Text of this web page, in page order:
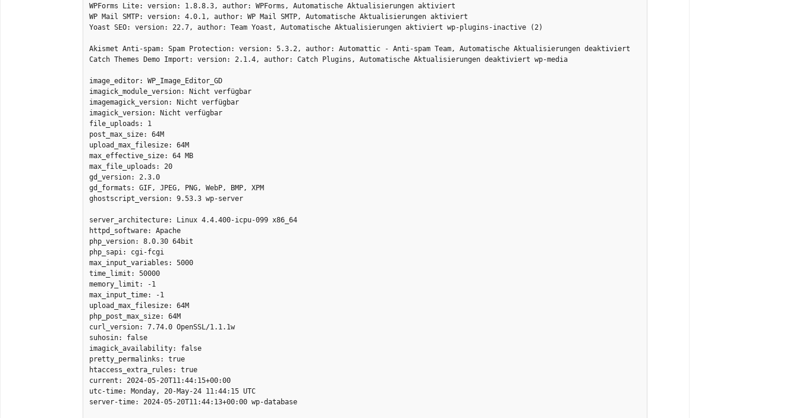
WPForms Lite: version: 1.8.8.3, author: WPForms, Automatische Aktualisierungen aktiviert
WP Mail SMTP: version: 4.0.1, author: WP Mail SMTP, Automatische Aktualisierungen aktiviert
Yoast SEO: version: 22.7, author: Team Yoast, Automatische Aktualisierungen aktiviert wp-plugins-inactive (2)
Akismet Anti-spam: Spam Protection: version: 5.3.2, author: Automattic - Anti-spam Team, Automatische Aktualisierungen deaktiviert
Catch Themes Demo Import: version: 2.1.4, author: Catch Plugins, Automatische Aktualisierungen deaktiviert wp-media
image_editor: WP_Image_Editor_GD
imagick_module_version: Nicht verfügbar
imagemagick_version: Nicht verfügbar
imagick_version: Nicht verfügbar
file_uploads: 1
post_max_size: 64M
upload_max_filesize: 64M
max_effective_size: 64 MB
max_file_uploads: 20
gd_version: 2.3.0
gd_formats: GIF, JPEG, PNG, WebP, BMP, XPM
ghostscript_version: 9.53.3 wp-server
server_architecture: Linux 4.4.400-icpu-099 x86_64
httpd_software: Apache
php_version: 8.0.30 64bit
php_sapi: cgi-fcgi
max_input_variables: 5000
time_limit: 50000
memory_limit: -1
max_input_time: -1
upload_max_filesize: 64M
php_post_max_size: 64M
curl_version: 7.74.0 OpenSSL/1.1.1w
suhosin: false
imagick_availability: false
pretty_permalinks: true
htaccess_extra_rules: true
current: 2024-05-20T11:44:15+00:00
utc-time: Monday, 20-May-24 11:44:15 UTC
server-time: 2024-05-20T11:44:13+00:00 wp-database